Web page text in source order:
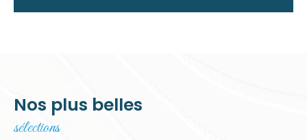
Nos plus belles
sélections